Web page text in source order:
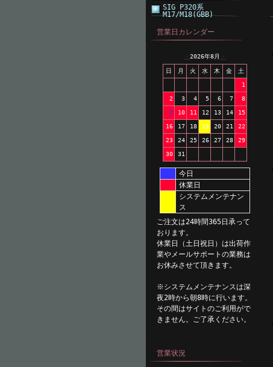
SIG P320系
M17/M18(GBB)
営業日カレンダー
2026年8月
日 月 火 水 木 金 土
1
2 3 4 5 6 7 8
9 10 11 12 13 14 15
16 17 18 19 20 21 22
23 24 25 26 27 28 29
30 31
今日
休業日
システムメンテナン
ス
ご注文は24時間365日承って
おります。
休業日（土日祝日）は出荷作
業やメールサポートの業務は
お休みさせて頂きます。
※システムメンテナンスは深
夜2時から朝8時に行います。
その間はサイトのご利用がで
きません。ご了承ください。
営業状況